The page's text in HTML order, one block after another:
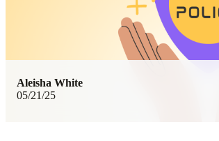
05/21/25
Aleisha White